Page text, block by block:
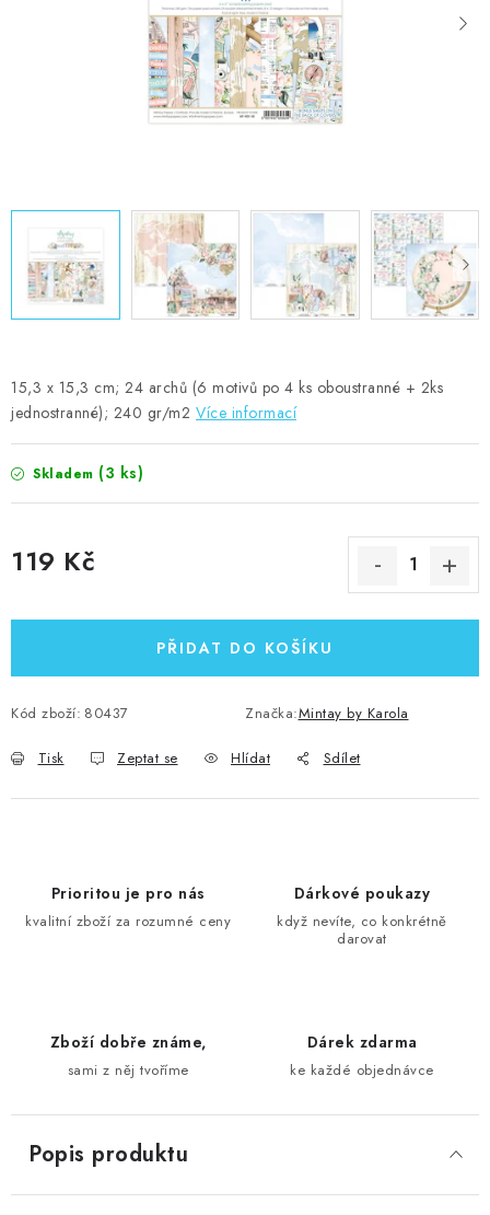
Kontakty Moje objednávka
Oblíbené ♥️
15,3 x 15,3 cm; 24 archů (6 motivů po 4 ks oboustranné + 2ks
jednostranné); 240 gr/m2 Více informací
Skladem (3 ks)
119 Kč
PŘIDAT DO KOŠÍKU
Kód zboží: 80437 Značka:Mintay by Karola
Tisk Zeptat se Hlídat Sdílet
Prioritou je pro nás
kvalitní zboží za rozumné ceny
Dárkové poukazy
když nevíte, co konkrétně
darovat
Zboží dobře známe,
sami z něj tvoříme
Dárek zdarma
ke každé objednávce
Popis produktu